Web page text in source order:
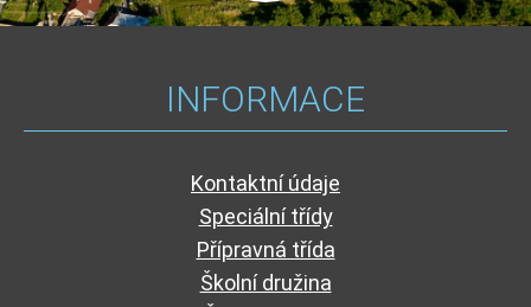
INFORMACE
Kontaktní údaje
Speciální třídy
Přípravná třída
Školní družina